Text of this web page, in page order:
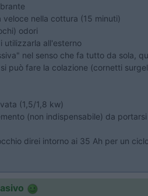
veloce nella cottura (15 minuti)
odori
utilizzarla all'esterno
nel senso che fa tutto da sola,
può fare la colazione (cornetti
(1,5/1,8 kw)
(non indispensabile) da
direi intorno ai 35 Ah per un